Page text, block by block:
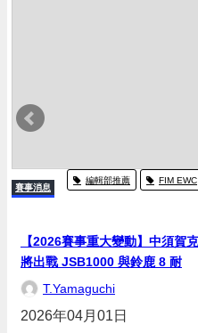
賽事消息
編輯部推薦 FIM EWC
【2026賽事重大變動】中須賀
將出戰 JSB1000 與鈴鹿 8 耐
T.Yamaguchi
2026年04月01日